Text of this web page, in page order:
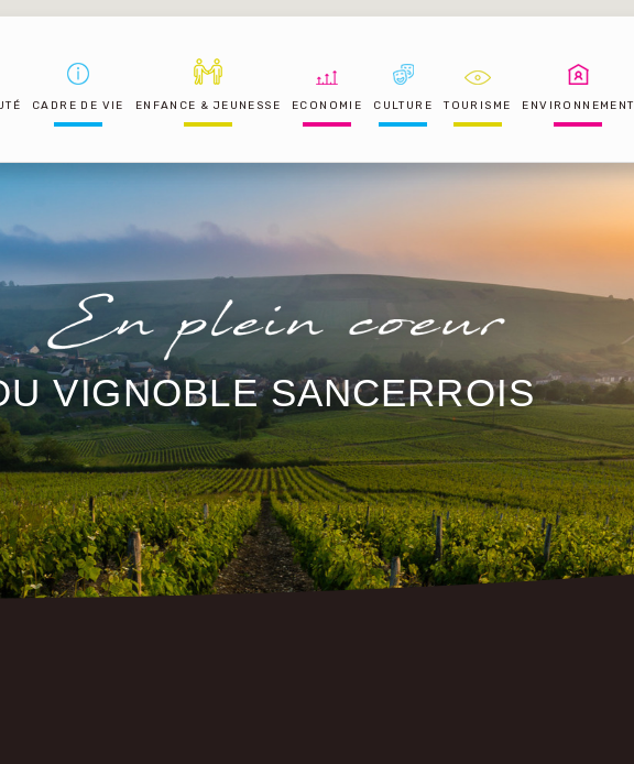
CADRE DE VIE ENFANCE & JEUNESSE ECONOMIE CULTURE TOURISME ENVIRONNEMENT
VIGNOBLE SANCERROIS